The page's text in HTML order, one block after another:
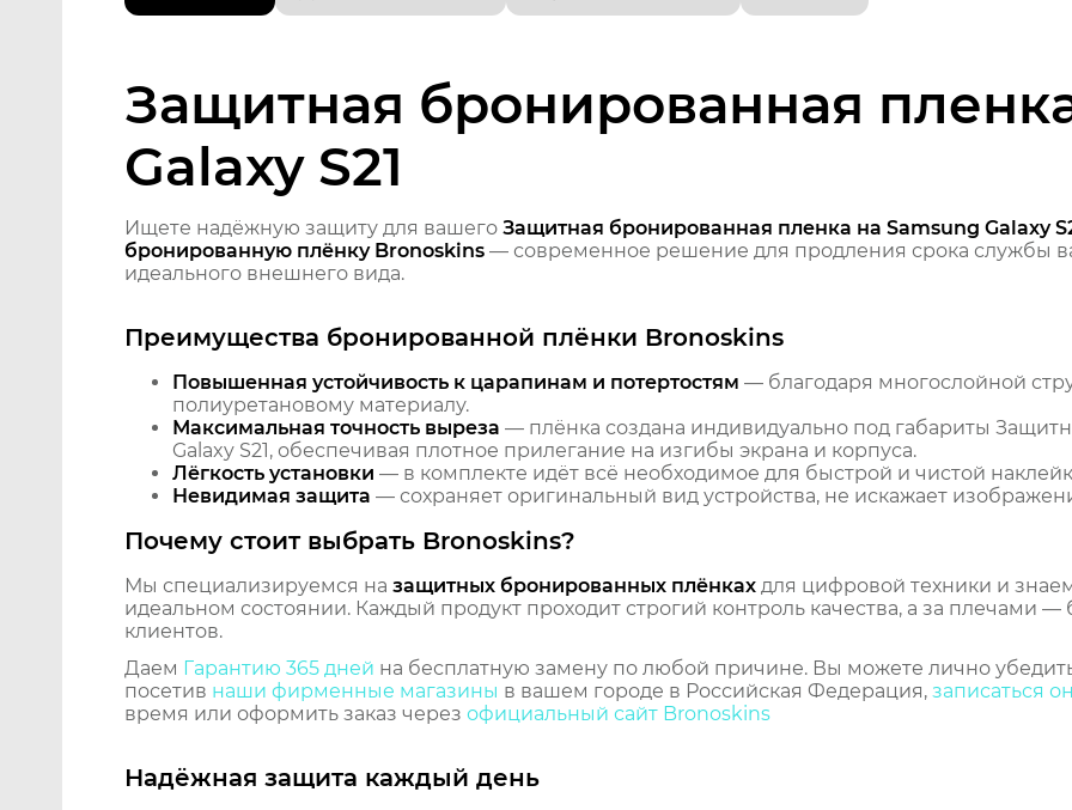
Защитная бронированная
Galaxy S21
Ищете надёжную защиту для вашего Защитная бронированная пленка на Samsung Galaxy
бронированную плёнку Bronoskins — современное решение для продления срока службы
идеального внешнего вида.
Преимущества бронированной плёнки Bronoskins
Повышенная устойчивость к царапинам и потертостям — благодаря многослойной
полиуретановому материалу.
Максимальная точность выреза — плёнка создана индивидуально под габариты
Galaxy S21, обеспечивая плотное прилегание на изгибы экрана и корпуса.
Лёгкость установки — в комплекте идёт всё необходимое для быстрой и чистой
Невидимая защита — сохраняет оригинальный вид устройства, не искажает
Почему стоит выбрать Bronoskins?
Мы специализируемся на защитных бронированных плёнках для цифровой техники и
идеальном состоянии. Каждый продукт проходит строгий контроль качества, а за плечами
клиентов.
Даем Гарантию 365 дней на бесплатную замену по любой причине. Вы можете лично
посетив наши фирменные магазины в вашем городе в Российская Федерация, записаться
время или оформить заказ через официальный сайт Bronoskins
Надёжная защита каждый день